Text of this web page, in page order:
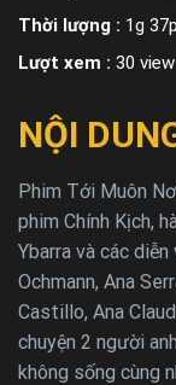
Thời lượng : 1g
Lượt xem : 30 view
NỘI
Phim Tới Muôn
phim Chính Kịch,
Ybarra và các
Ochmann, Ana
Castillo, Ana
chuyện 2 người
không sống cùng